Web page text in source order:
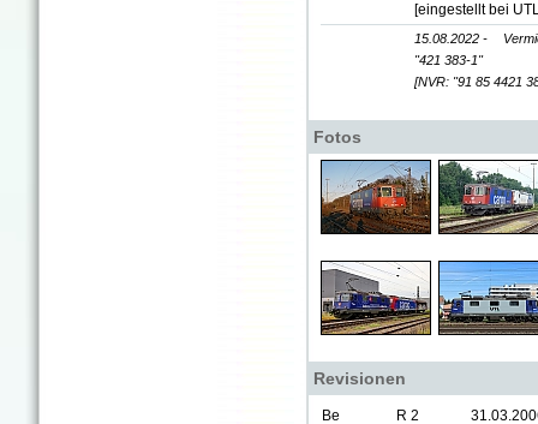
[eingestellt bei
15.08.2022 -
"421 383-1"
[NVR: "91 85 4421
Fotos
Revisionen
Be R 2